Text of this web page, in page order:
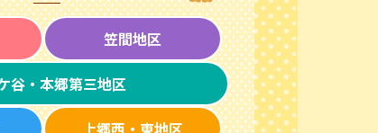
笠間地区
谷・本郷第三地区